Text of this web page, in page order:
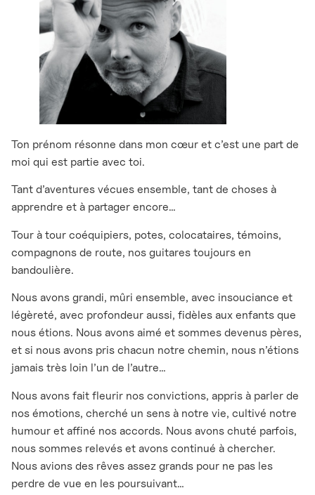
Ton prénom résonne dans mon cœur et c’est une part de
moi qui est partie avec toi.
Tant d’aventures vécues ensemble, tant de choses à
apprendre et à partager encore…
Tour à tour coéquipiers, potes, colocataires, témoins,
compagnons de route, nos guitares toujours en
bandoulière.
Nous avons grandi, mûri ensemble, avec insouciance et
légèreté, avec profondeur aussi, fidèles aux enfants que
nous étions. Nous avons aimé et sommes devenus pères,
et si nous avons pris chacun notre chemin, nous n’étions
jamais très loin l’un de l’autre…
Nous avons fait fleurir nos convictions, appris à parler de
nos émotions, cherché un sens à notre vie, cultivé notre
humour et affiné nos accords. Nous avons chuté parfois,
nous sommes relevés et avons continué à chercher.
Nous avions des rêves assez grands pour ne pas les
perdre de vue en les poursuivant…